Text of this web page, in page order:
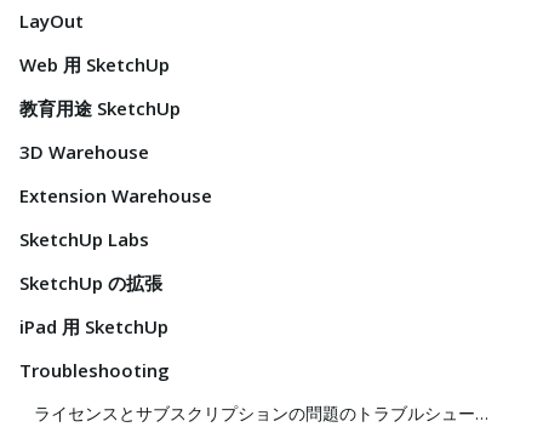
LayOut
Web 用 SketchUp
教育用途 SketchUp
3D Warehouse
Extension Warehouse
SketchUp Labs
SketchUp の拡張
iPad 用 SketchUp
Troubleshooting
ライセンスとサブスクリプションの問題のトラブルシューティング